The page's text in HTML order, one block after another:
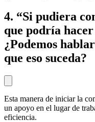
4. “Si pudiera
que podría
¿Podemos
que eso suceda?
Esta manera de iniciar la
un apoyo en el lugar de
eficiencia.